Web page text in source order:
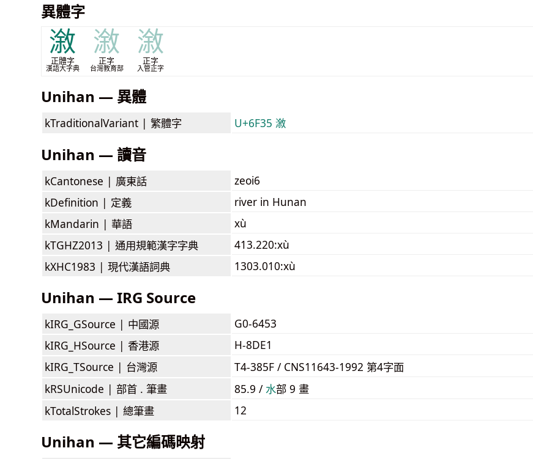
異體字
漵
正體字
漢語大字典
漵
正字
台灣教育部
漵
正字
入管正字
Unihan — 異體
kTraditionalVariant | 繁體字 U+6F35 漵
Unihan — 讀音
kCantonese | 廣東話
zeoi6
kDefinition | 定義
river in Hunan
kMandarin | 華語
xù
kTGHZ2013 | 通用規範漢字字典
413.220:xù
kXHC1983 | 現代漢語詞典 1303.010:xù
Unihan — IRG Source
kIRG_GSource | 中國源
G0-6453
kIRG_HSource | 香港源
H-8DE1
kIRG_TSource | 台灣源
T4-385F / CNS11643-1992 第4字面
kRSUnicode | 部首 . 筆畫 85.9 / ⽔部 9 畫
kTotalStrokes | 總筆畫 12
Unihan — 其它編碼映射